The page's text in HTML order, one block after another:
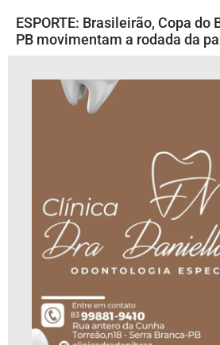
ESPORTE: Brasileirão, Copa do
PB movimentam a rodada da